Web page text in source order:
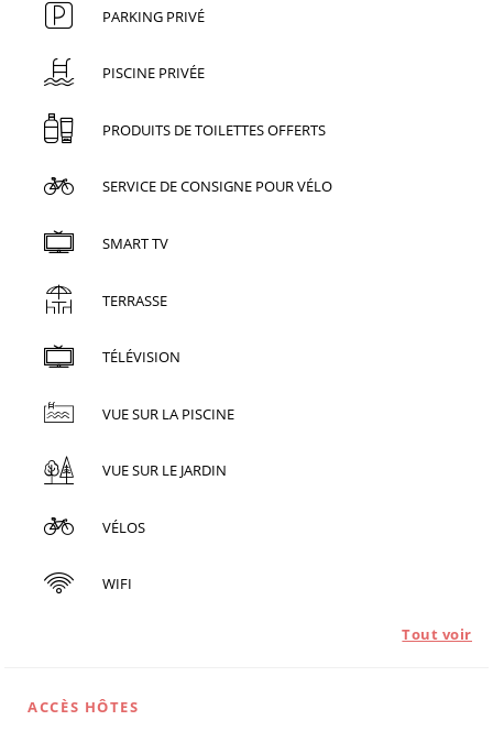
PARKING PRIVÉ
PISCINE PRIVÉE
PRODUITS DE TOILETTES OFFERTS
SERVICE DE CONSIGNE POUR VÉLO
SMART TV
TERRASSE
TÉLÉVISION
VUE SUR LA PISCINE
VUE SUR LE JARDIN
VÉLOS
WIFI
Tout voir
ACCÈS HÔTES